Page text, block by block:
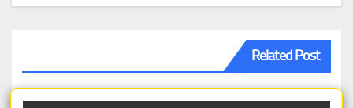
Related Post